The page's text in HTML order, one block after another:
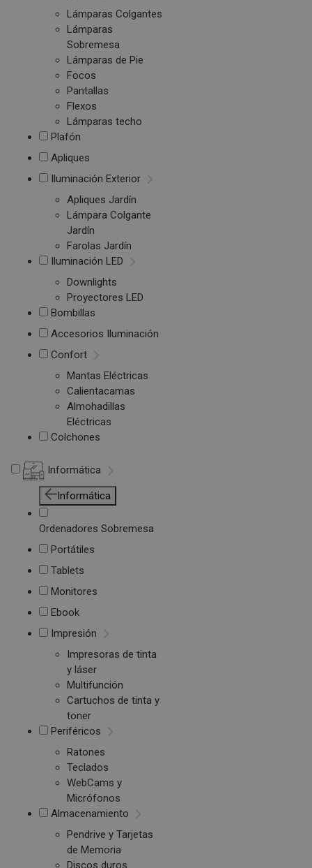
Lámparas Colgantes
Lámparas
Sobremesa
Lámparas de Pie
Focos
Pantallas
Flexos
Lámparas techo
Plafón
Apliques
Iluminación Exterior
Apliques Jardín
Lámpara Colgante
Jardín
Farolas Jardín
Iluminación LED
Downlights
Proyectores LED
Bombillas
Accesorios Iluminación
Confort
Mantas Eléctricas
Calientacamas
Almohadillas
Eléctricas
Colchones
Informática
Informática
Ordenadores Sobremesa
Portátiles
Tablets
Monitores
Ebook
Impresión
Impresoras de tinta
y láser
Multifunción
Cartuchos de tinta y
toner
Periféricos
Ratones
Teclados
WebCams y
Micrófonos
Almacenamiento
Pendrive y Tarjetas
de Memoria
Discos duros